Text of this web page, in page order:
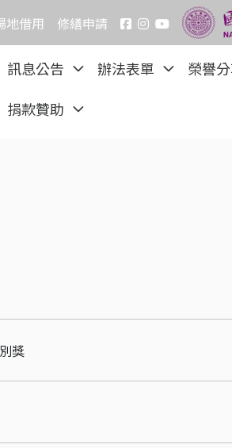
地借用 修繕申請
訊息公告 辦法表單 榮譽
捐款贊助
獎